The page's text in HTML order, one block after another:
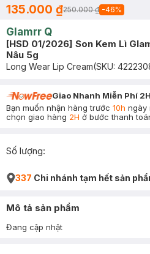
135.000 ₫250.000 ₫ -46%
Glamrr Q
[HSD 01/2026] Son Kem Lì
Nâu 5g
Long Wear Lip Cream(SKU:
Giao Nhanh Miễn Phí 2H
Bạn muốn nhận hàng trước 10h ngày
chọn giao hàng 2H ở bước thanh
Số lượng:
337 Chi nhánh tạm hết sản
Mô tả sản phẩm
Đang cập nhật